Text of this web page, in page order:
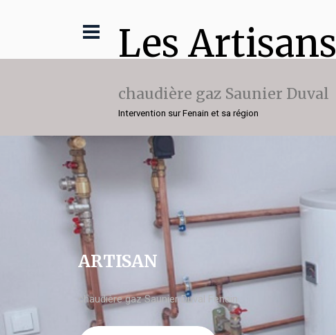
Les Artisans
chaudière gaz Saunier Duval
Intervention sur Fenain et sa région
ARTISAN
chaudière gaz Saunier Duval Fenain